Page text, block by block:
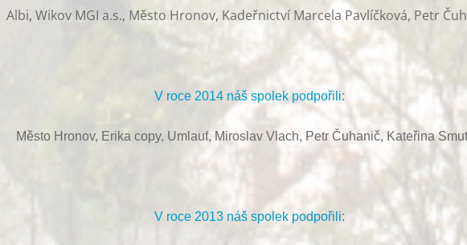
Albi, Wikov MGI a.s., Město Hronov, Kadeřnictví Marcela Pavlíčková, Petr
V roce 2014 náš spolek podpořili:
Město Hronov, Erika copy, Umlauf, Miroslav Vlach, Petr Čuhanič, Kateřina
V roce 2013 náš spolek podpořili: